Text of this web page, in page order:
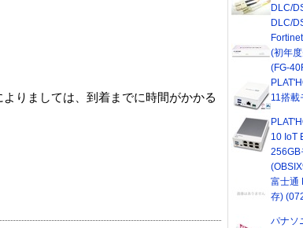
りましては、到着までに時間がかかる
DLC/
DLC/
(初年
(FG-
11搭載
10 IoT
256GB
富士通
存)
パナソ